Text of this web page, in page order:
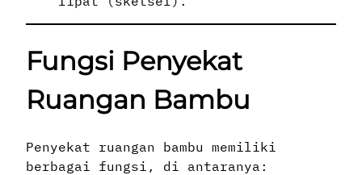
Fungsi Penyekat
Ruangan Bambu
Penyekat ruangan bambu memiliki
berbagai fungsi, di antaranya: